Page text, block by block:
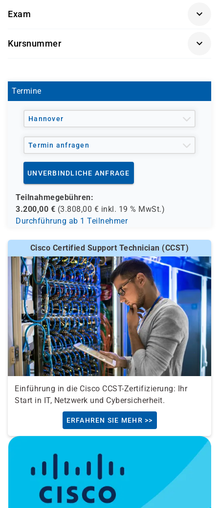
Grundkenntnisse zum Verständnis von Python-
Verwaltung drahtgebundener und drahtloser Netzwerke
Exam
Kursnummer
Termine
Hannover
Termin anfragen
UNVERBINDLICHE ANFRAGE
Teilnahmegebühren:
3.200,00 € (3.808,00 € inkl. 19 % MwSt.)
Durchführung ab 1 Teilnehmer
Cisco Certified Support Technician (CCST)
Einführung in die Cisco CCST-Zertifizierung: Ihr
Start in IT, Netzwerk und Cybersicherheit.
ERFAHREN SIE MEHR >>